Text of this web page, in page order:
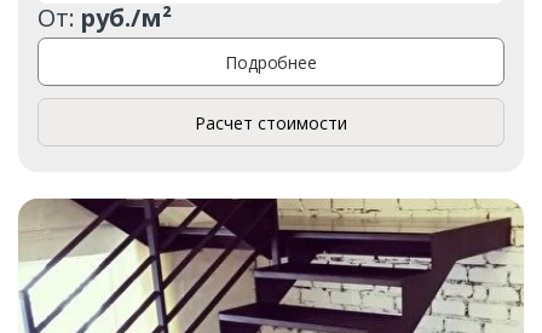
От: руб./м²
Подробнее
Расчет стоимости